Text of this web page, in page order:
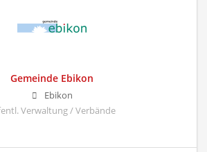
Gemeinde Ebikon
Ebikon
Verwaltung / Verbände